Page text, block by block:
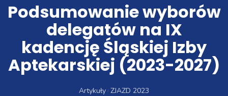
Podsumowanie wyborów
delegatów na IX
kadencję Śląskiej Izby
Aptekarskiej (2023-2027)
Artykuły ZJAZD 2023